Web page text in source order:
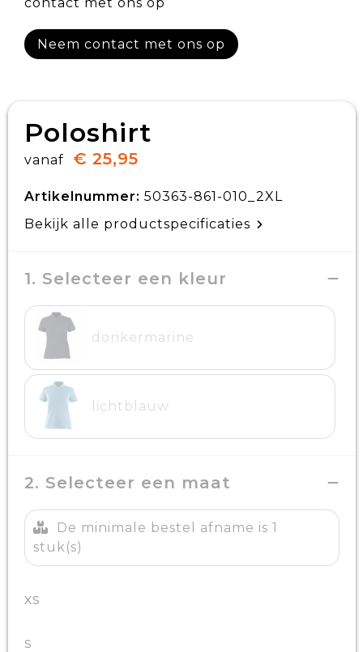
Neem contact met ons op
Poloshirt
vanaf € 25,95
Artikelnummer: 50363-861-010_2XL
Bekijk alle productspecificaties
1. Selecteer een kleur
donkermarine
lichtblauw
2. Selecteer een maat
De minimale bestel afname is 1
stuk(s)
XS
S